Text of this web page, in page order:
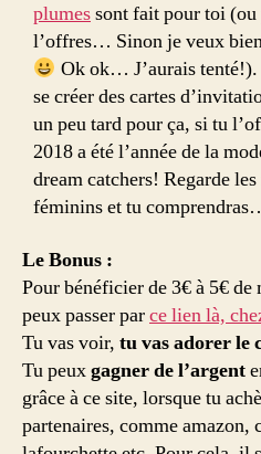
plumessont fait pour toi (ou
l’offres… Sinon je veux
Ok ok… J’aurais
se créer des cartes
un peu tard pour ça, si tu
2018 a été l’année de la
dream catchers! Regarde
féminins et tu
Le Bonus :
Pour bénéficier de 3€ à 5€
peux passer parce lien là,
Tu vas voir, tu vas adorer le
Tu peuxgagner de l’argent
grâce à ce site, lorsque tu
partenaires, comme amazon,